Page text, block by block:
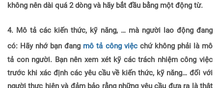
không nên dài quá 2 dòng và hãy bắt đầu bằng một động từ.
4. Mô tả các kiến thức, kỹ năng, … mà người lao động đang
có: Hãy nhớ bạn đang mô tả công việcchứ không phải là mô
tả con người. Bạn nên xem xét kỹ các trách nhiệm công việc
trước khi xác định các yêu cầu về kiến thức, kỹ năng… đối với
người thực hiện và đảm bảo rằng những yêu cầu đưa ra là thật